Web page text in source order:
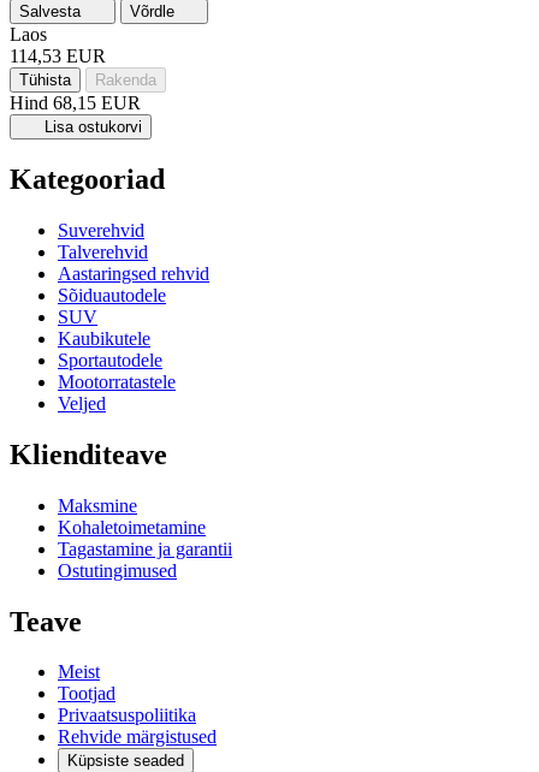
Salvesta Võrdle
Laos
114,53 EUR
Tühista Rakenda
Hind 68,15 EUR
Lisa ostukorvi
Kategooriad
Suverehvid
Talverehvid
Aastaringsed rehvid
Sõiduautodele
SUV
Kaubikutele
Sportautodele
Mootorratastele
Veljed
Klienditeave
Maksmine
Kohaletoimetamine
Tagastamine ja garantii
Ostutingimused
Teave
Meist
Tootjad
Privaatsuspoliitika
Rehvide märgistused
Küpsiste seaded